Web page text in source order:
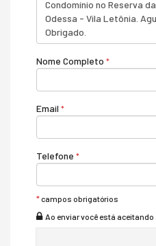
Cozinha
Jardim
Lavabo
Piso Cerâmico
Piso Porcelanato
Salão de Festas
Piscina
Portaria 24h
Bicicletário
Câmeras de Segurança
Pet Place
Nome Completo
Email
Telefone
*campos obrigatórios
Ao enviar você está aceitando